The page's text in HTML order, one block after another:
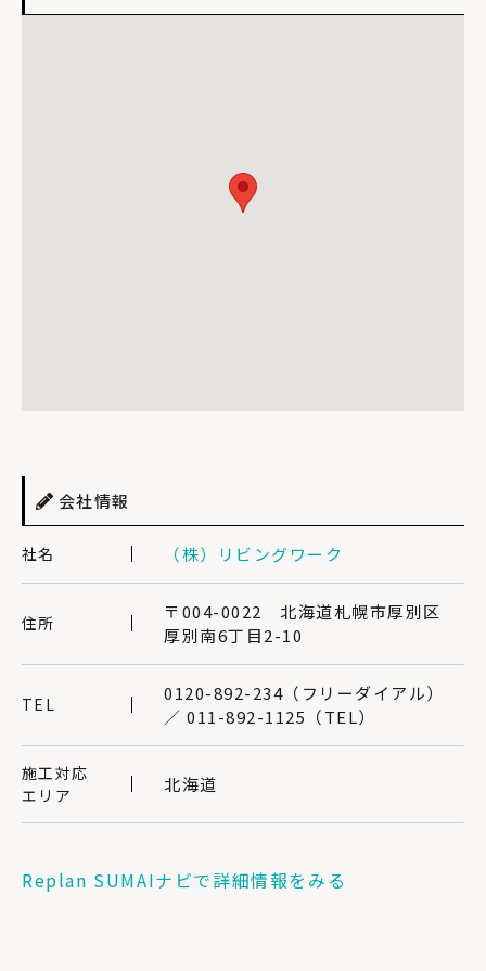
会社情報
社名 （株）リビングワーク
住所
〒004-0022 北海道札幌市厚別区
厚別南6丁目2-10
TEL
0120-892-234（フリーダイアル）
／ 011-892-1125（TEL）
施工対応
エリア
北海道
Replan SUMAIナビで詳細情報をみる